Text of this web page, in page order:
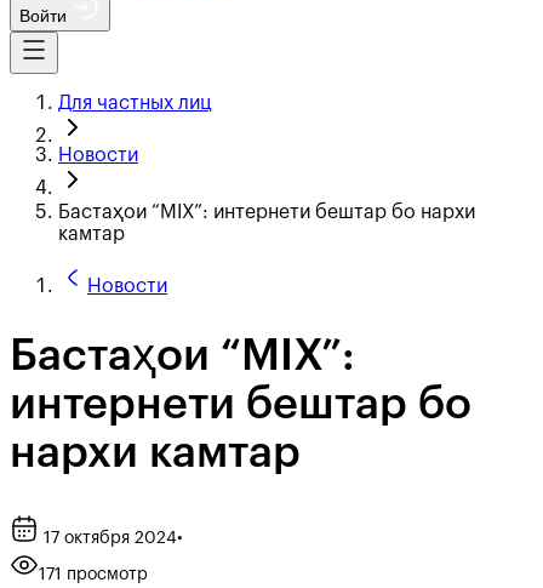
Войти
Для частных лиц
Новости
Бастаҳои “MIX”: интернети бештар бо нархи
камтар
Новости
Бастаҳои “MIX”:
интернети бештар бо
нархи камтар
17 октября 2024•
171 просмотр